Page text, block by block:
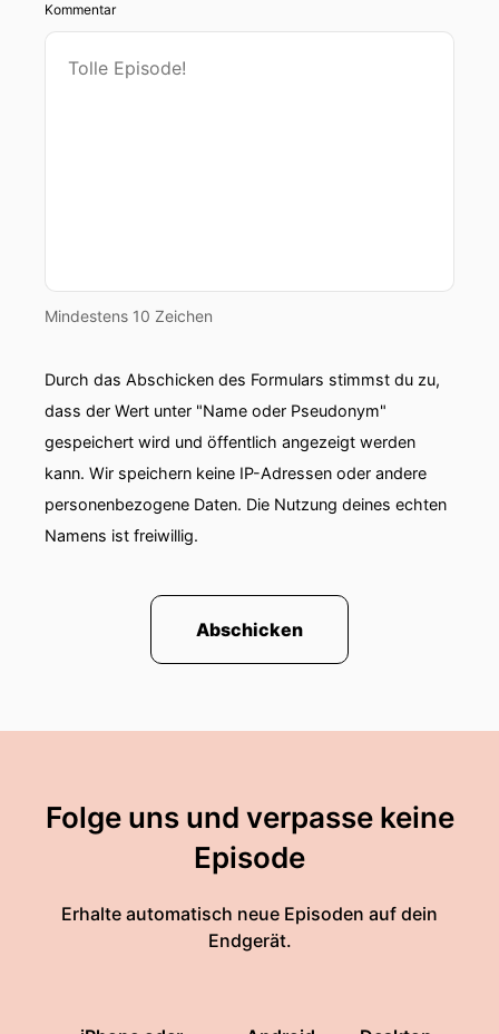
Kommentar
Mindestens 10 Zeichen
Durch das Abschicken des Formulars stimmst du zu,
dass der Wert unter "Name oder Pseudonym"
gespeichert wird und öffentlich angezeigt werden
kann. Wir speichern keine IP-Adressen oder andere
personenbezogene Daten. Die Nutzung deines echten
Namens ist freiwillig.
Abschicken
Folge uns und verpasse keine
Episode
Erhalte automatisch neue Episoden auf dein
Endgerät.